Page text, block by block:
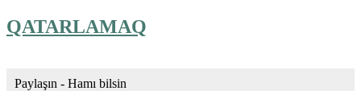
QATARLAMAQ
Paylaşın - Hamı bilsin